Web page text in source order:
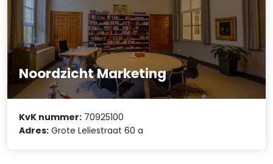
Noordzicht Marketing
KvK nummer: 70925100
Adres: Grote Leliestraat 60 a